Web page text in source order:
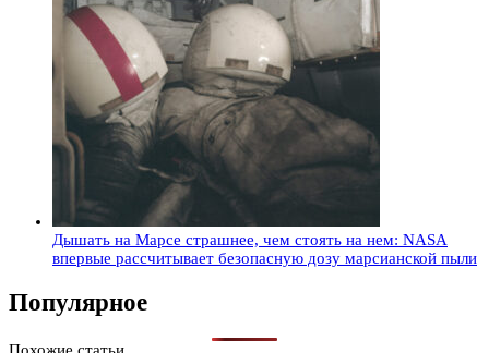
Дышать на Марсе страшнее, чем стоять на нем: NASA
впервые рассчитывает безопасную дозу марсианской пыли
Популярное
Похожие статьи